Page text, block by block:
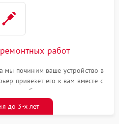
работ
мы починим ваше устройство в
привезет его к вам вместе с
бесплатно
до 3-х лет